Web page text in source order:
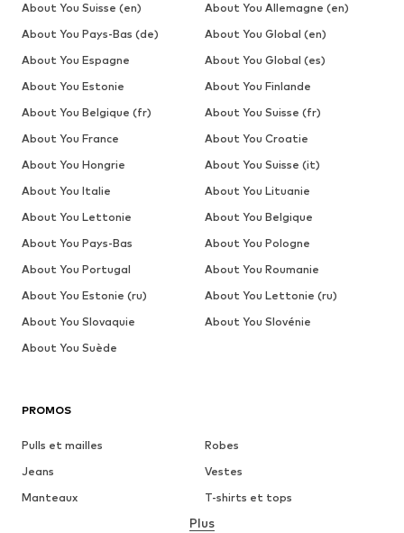
PROMOS
Pulls et mailles
Robes
Jeans
Vestes
Manteaux
T-shirts et tops
Lingerie
Plus
About You Suisse (en)
About You Allemagne (en)
About You Pays-Bas (de)
About You Global (en)
About You Espagne
About You Global (es)
About You Estonie
About You Finlande
About You Belgique (fr)
About You Suisse (fr)
About You France
About You Croatie
About You Hongrie
About You Suisse (it)
About You Italie
About You Lituanie
About You Lettonie
About You Belgique
About You Pays-Bas
About You Pologne
About You Portugal
About You Roumanie
About You Estonie (ru)
About You Lettonie (ru)
About You Slovaquie
About You Slovénie
About You Suède